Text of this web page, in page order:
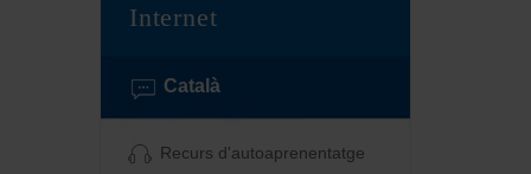
Internet
Català
Recurs d'autoaprenentatge